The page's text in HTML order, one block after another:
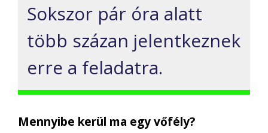
Sokszor pár óra alatt
több százan jelentkeznek
erre a feladatra.
Mennyibe kerül ma egy vőfély?